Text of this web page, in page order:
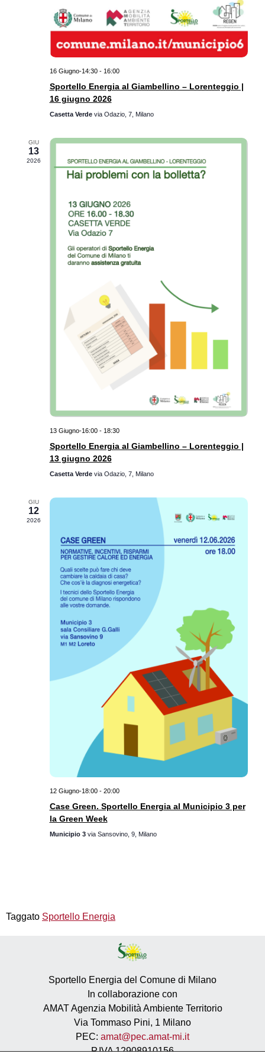
16 Giugno-14:30- 16:00
Sportello Energia al Giambellino – Lorenteggio |
16 giugno 2026
Casetta Verde via Odazio, 7, Milano
GIU
13
2026
13 Giugno-16:00- 18:30
Sportello Energia al Giambellino – Lorenteggio |
13 giugno 2026
Casetta Verde via Odazio, 7, Milano
GIU
12
2026
12 Giugno-18:00- 20:00
Case Green. Sportello Energia al Municipio 3 per
la Green Week
Municipio 3 via Sansovino, 9, Milano
Taggato Sportello Energia
Sportello Energia del Comune di Milano
In collaborazione con
AMAT Agenzia Mobilità Ambiente Territorio
Via Tommaso Pini, 1 Milano
PEC: amat@pec.amat-mi.it
P.IVA 12908910156